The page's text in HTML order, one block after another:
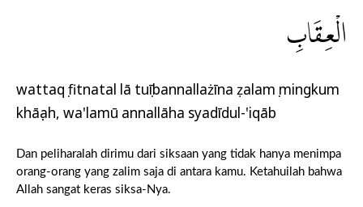
الْعِقَابِ
wattaqụ fitnatal lā tuṣībannallażīna ẓalamụ mingkum
khāṣṣah, wa'lamū annallāha syadīdul-'iqāb
Dan peliharalah dirimu dari siksaan yang tidak hanya menimpa
orang-orang yang zalim saja di antara kamu. Ketahuilah bahwa
Allah sangat keras siksa-Nya.